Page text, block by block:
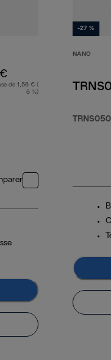
de 1,56 € (
6 %)
-27 %
NANO